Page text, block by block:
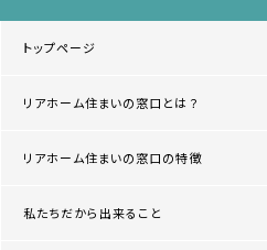
トップページ
リアホーム住まいの窓口とは？
リアホーム住まいの窓口の特徴
私たちだから出来ること